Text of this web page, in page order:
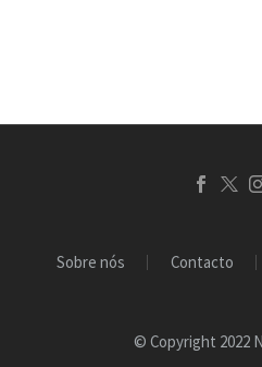
Sobre nós Contacto
© Copyright 2022